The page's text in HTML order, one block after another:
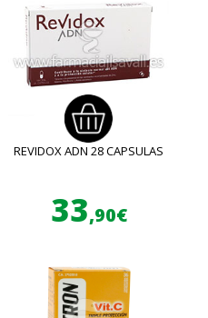
REVIDOX ADN 28 CAPSULAS
33,90€